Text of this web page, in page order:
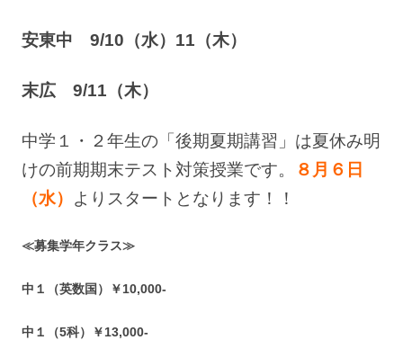
安東中 9/10（水）11（木）
末広 9/11（木）
中学１・２年生の「後期夏期講習」は夏休み明
けの前期期末テスト対策授業です。
８月６日
（水） よりスタートとなります！！
≪募集学年クラス≫
中１（英数国）￥10,000-
中１（5科）￥13,000-